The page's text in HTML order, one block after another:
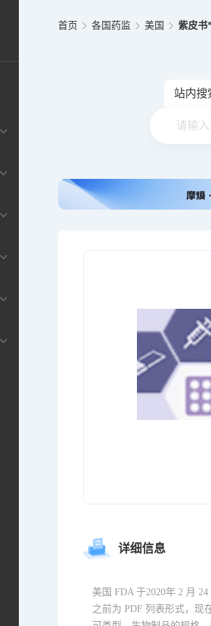
首页 各国药监 美国 紫皮书
站内搜
详细信息
美国 FDA 于2020年 2 月
之前为 PDF 列表形式，现